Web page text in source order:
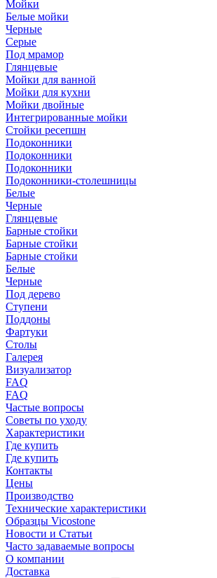
Мойки
Белые мойки
Черные
Серые
Под мрамор
Глянцевые
Мойки для ванной
Мойки для кухни
Мойки двойные
Интегрированные мойки
Стойки ресепшн
Подоконники
Подоконники
Подоконники
Подоконники-столешницы
Белые
Черные
Глянцевые
Барные стойки
Барные стойки
Барные стойки
Белые
Черные
Под дерево
Ступени
Поддоны
Фартуки
Столы
Галерея
Визуализатор
FAQ
FAQ
Частые вопросы
Советы по уходу
Характеристики
Где купить
Где купить
Контакты
Цены
Производство
Технические характеристики
Образцы Vicostone
Новости и Статьи
Часто задаваемые вопросы
О компании
Доставка